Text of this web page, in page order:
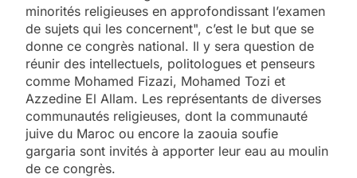
minorités religieuses en approfondissant l’examen
de sujets qui les concernent", c’est le but que se
donne ce congrès national. Il y sera question de
réunir des intellectuels, politologues et penseurs
comme Mohamed Fizazi, Mohamed Tozi et
Azzedine El Allam. Les représentants de diverses
communautés religieuses, dont la communauté
juive du Maroc ou encore la zaouia soufie
gargaria sont invités à apporter leur eau au moulin
de ce congrès.